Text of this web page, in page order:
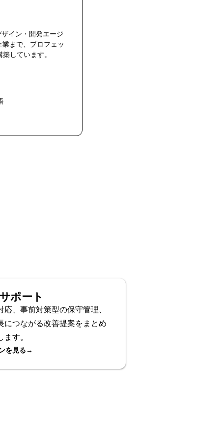
イン・開発エージ
まで、プロフェッ
しています。
ポート
応、事前対策型の保守管理、
につながる改善提案をまとめ
す。
を見る→